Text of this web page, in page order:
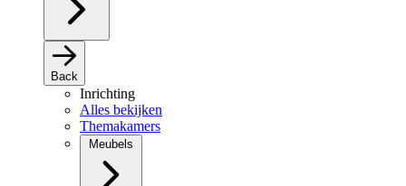
Back
Inrichting
Alles bekijken
Themakamers
Meubels